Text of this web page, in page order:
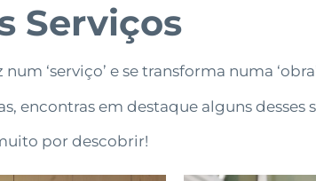
Serviços
‘serviço’ e se transforma numa
encontras em destaque alguns desses
por descobrir!